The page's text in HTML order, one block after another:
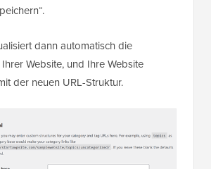
dann automatisch die
Website, und Ihre Website
der neuen URL-Struktur.